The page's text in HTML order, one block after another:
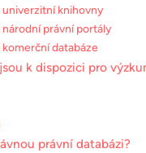
univerzitní knihovny
národní právní portály
komerční databáze
k dispozici pro
právní databázi?